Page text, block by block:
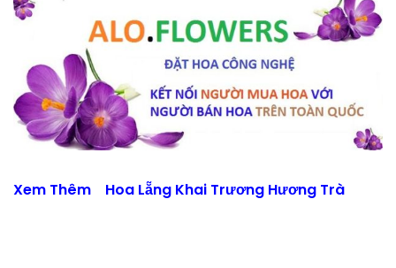
Xem Thêm Hoa Lẵng Khai Trương Hương Trà